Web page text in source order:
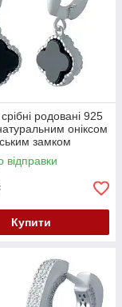
родовані 925
оніксом
замком
відправки
Купити